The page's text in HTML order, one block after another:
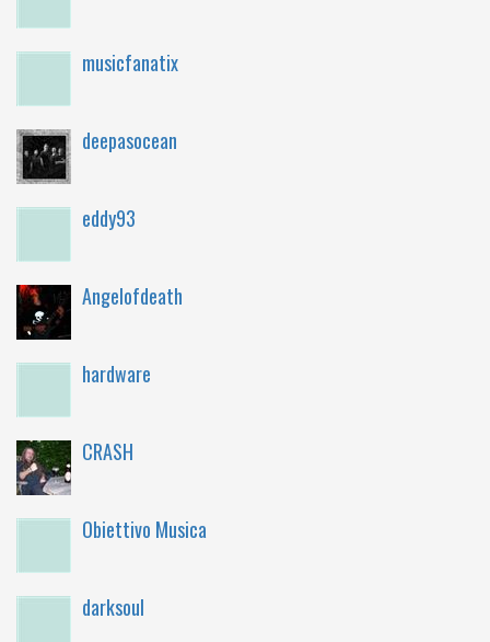
musicfanatix
deepasocean
eddy93
Angelofdeath
hardware
CRASH
Obiettivo Musica
darksoul